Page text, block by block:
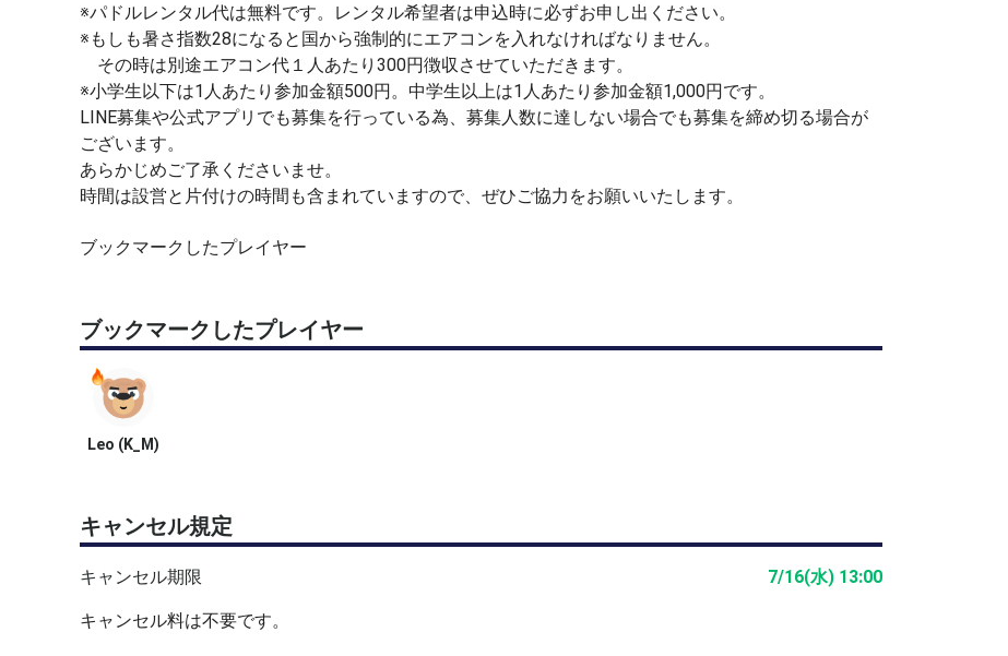
※パドルレンタル代は無料です。レンタル希望者は申込時に必ずお申し出ください。
※もしも暑さ指数28になると国から強制的にエアコンを入れなければなりません。
その時は別途エアコン代１人あたり300円徴収させていただきます。
※小学生以下は1人あたり参加金額500円。中学生以上は1人あたり参加金額1,000円です。
LINE募集や公式アプリでも募集を行っている為、募集人数に達しない場合でも募集を締め切る場合が
ございます。
あらかじめご了承くださいませ。
時間は設営と片付けの時間も含まれていますので、ぜひご協力をお願いいたします。
ブックマークしたプレイヤー
ブックマークしたプレイヤー
Leo (K_M)
キャンセル規定
キャンセル期限 7/16(水) 13:00
キャンセル料は不要です。